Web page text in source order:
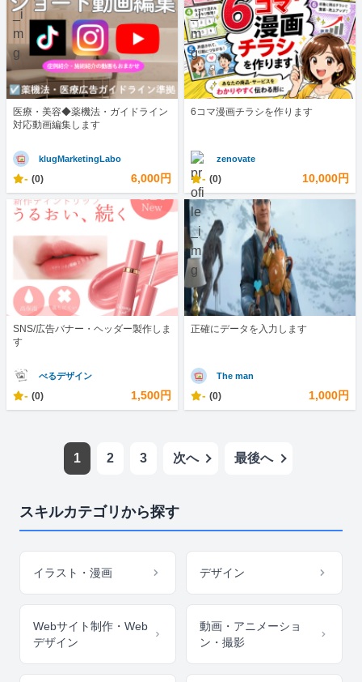
医療・美容◆薬機法・ガイドライン
対応動画編集します
klugMarketingLabo
- (0) 6,000円
6コマ漫画チラシを作ります
zenovate
- (0) 10,000円
SNS/広告バナー・ヘッダー製作しま
す
べるデザイン
- (0) 1,500円
正確にデータを入力します
The man
- (0) 1,000円
1 2 3 次へ 最後へ
スキルカテゴリから探す
イラスト・漫画 デザイン
Webサイト制作・Web
デザイン
動画・アニメーショ
ン・撮影